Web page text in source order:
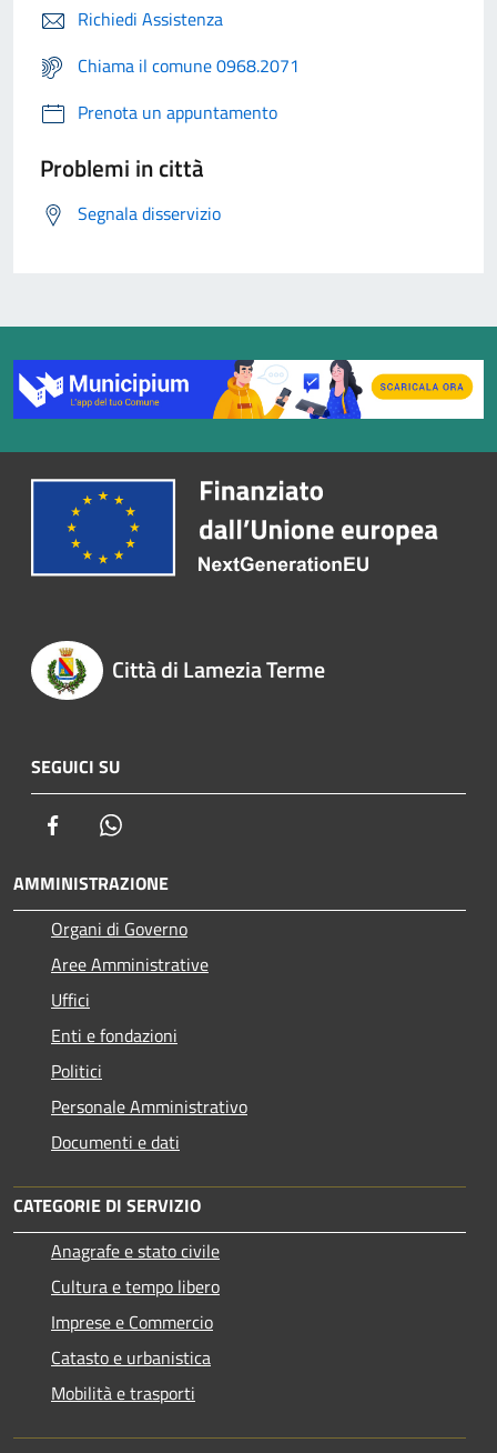
Richiedi Assistenza
Chiama il comune 0968.2071
Prenota un appuntamento
Problemi in città
Segnala disservizio
Città di Lamezia Terme
SEGUICI SU
Facebook
AMMINISTRAZIONE
Organi di Governo
Aree Amministrative
Uffici
Enti e fondazioni
Politici
Personale Amministrativo
Documenti e dati
CATEGORIE DI SERVIZIO
Anagrafe e stato civile
Cultura e tempo libero
Imprese e Commercio
Catasto e urbanistica
Mobilità e trasporti